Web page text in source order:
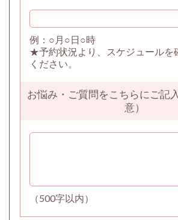
例：○月○日○時
★予約状況より、スケジュールを
ください。
お悩み・ご質問をこちらにご記
意）
（500字以内）